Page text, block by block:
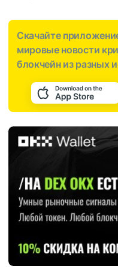
Скачайте
мировые новости
блокчейн из разных